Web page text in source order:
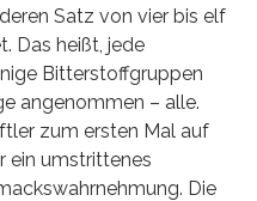
Satz von vier bis elf
Das heißt, jede
Bitterstoffgruppen
angenommen – alle.
zum ersten Mal auf
ein umstrittenes
Die